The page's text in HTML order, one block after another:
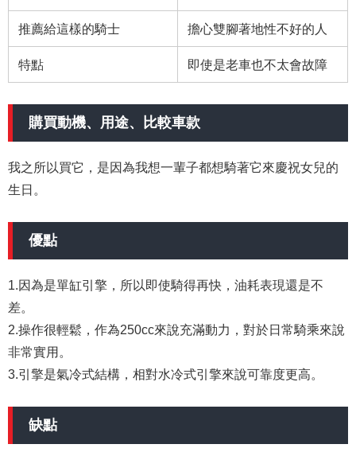
推薦給這樣的騎士 擔心雙腳著地性不好的人
特點 即使是老車也不太會故障
購買動機、用途、比較車款
我之所以買它，是因為我想一輩子都想騎著它來慶祝女兒的
生日。
優點
1.因為是單缸引擎，所以即使騎得再快，油耗表現還是不
差。
2.操作很輕鬆，作為250cc來說充滿動力，對於日常騎乘來說
非常實用。
3.引擎是氣冷式結構，相對水冷式引擎來說可靠度更高。
缺點